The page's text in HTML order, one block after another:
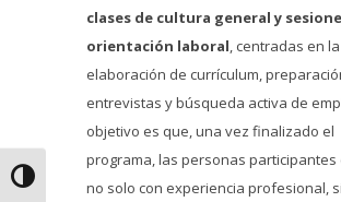
Alternar alto contraste
clases de cultura general y
orientación laboral, centradas en la
elaboración de currículum,
entrevistas y búsqueda activa de
objetivo es que, una vez finalizado el
programa, las personas participantes
no solo con experiencia profesional,